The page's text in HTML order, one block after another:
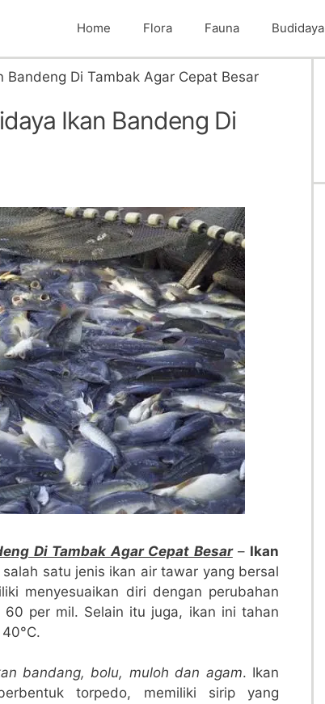
Home Flora Fauna Budidaya
Di Tambak Agar Cepat Besar
Ikan Bandeng Di
Di Tambak Agar Cepat Besar– Ikan
satu jenis ikan air tawar yang bersal
menyesuaikan diri dengan perubahan
per mil. Selain itu juga, ikan ini tahan
bandang, bolu, muloh dan agam. Ikan
torpedo, memiliki sirip yang